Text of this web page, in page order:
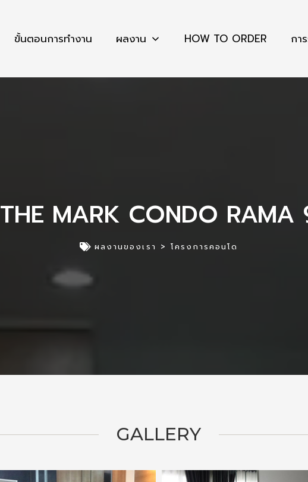
ขั้นตอนการทำงาน ผลงาน HOW TO ORDER กา
THE MARK CONDO RAMA
ผลงานของเรา > โครงการคอนโด
GALLERY